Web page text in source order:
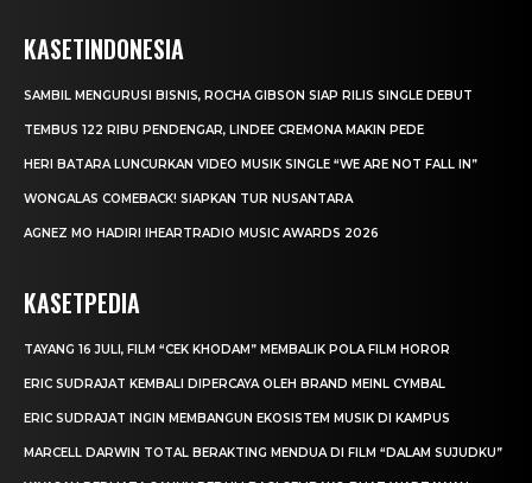
KASETINDONESIA
SAMBIL MENGURUSI BISNIS, ROCHA GIBSON SIAP RILIS SINGLE DEBUT
TEMBUS 122 RIBU PENDENGAR, LINDEE CREMONA MAKIN PEDE
HERI BATARA LUNCURKAN VIDEO MUSIK SINGLE “WE ARE NOT FALL IN”
WONGALAS COMEBACK! SIAPKAN TUR NUSANTARA
AGNEZ MO HADIRI IHEARTRADIO MUSIC AWARDS 2026
KASETPEDIA
TAYANG 16 JULI, FILM “CEK KHODAM” MEMBALIK POLA FILM HOROR
ERIC SUDRAJAT KEMBALI DIPERCAYA OLEH BRAND MEINL CYMBAL
ERIC SUDRAJAT INGIN MEMBANGUN EKOSISTEM MUSIK DI KAMPUS
MARCELL DARWIN TOTAL BERAKTING MENDUA DI FILM “DALAM SUJUDKU”